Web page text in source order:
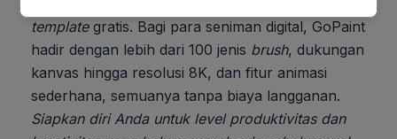
templategratis. Bagi para seniman digital, GoPaint
hadir dengan lebih dari 100 jenis brush, dukungan
kanvas hingga resolusi 8K, dan fitur animasi
sederhana, semuanya tanpa biaya langganan.
Siapkan diri Anda untuk level produktivitas dan